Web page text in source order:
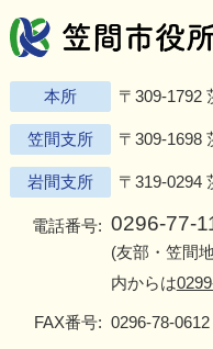
本所 〒309-1792
笠間支所 〒309-1698
岩間支所 〒319-0294
電話番号: 0296-77-
(友部・笠間
内からは
FAX番号: 0296-78-0612